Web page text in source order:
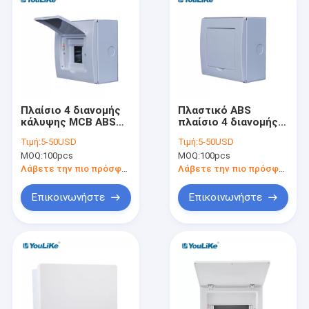
Πλαίσιο 4 διανομής
κάλυψης MCB ABS
κιβώτιο τρόπων με
το διαφανές
παράθυρο
Τιμή:5-50USD
MOQ:100pcs
Λάβετε την πιο πρόσφατη τιμή
Επικοινωνήστε
Πλαστικό ABS
πλαίσιο 4 διανομής
ηλεκτρικό
καταναλωτική
μονάδα τρόπων
Τιμή:5-50USD
MOQ:100pcs
Λάβετε την πιο πρόσφατη τιμή
Επικοινωνήστε